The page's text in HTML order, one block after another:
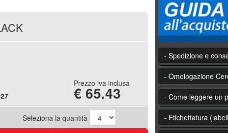
Prezzo iva inclusa
€ 65.43
Seleziona la quantità
- Spedizione e
- Omologazione
- Come leggere un
- Etichettatura